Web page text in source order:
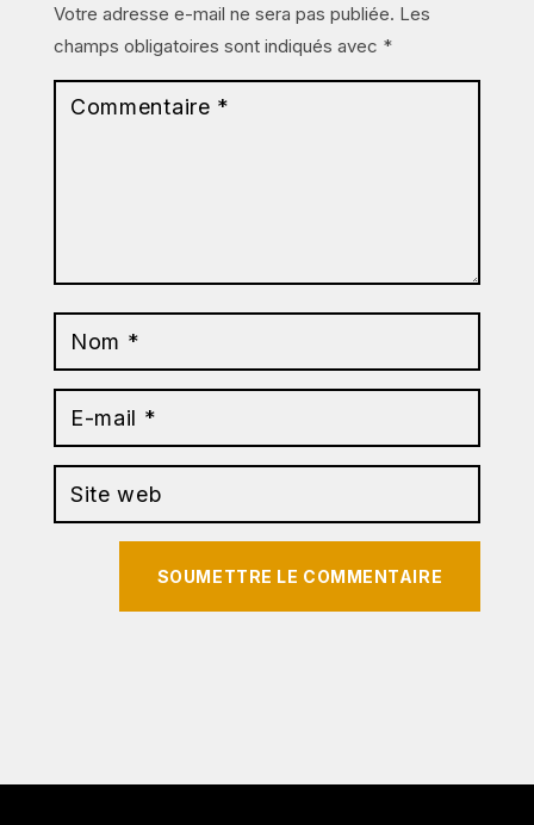
Votre adresse e-mail ne sera pas publiée. Les
champs obligatoires sont indiqués avec *
SOUMETTRE LE COMMENTAIRE